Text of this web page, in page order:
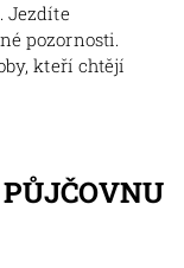
Jezdíte
pozornosti.
kteří chtějí